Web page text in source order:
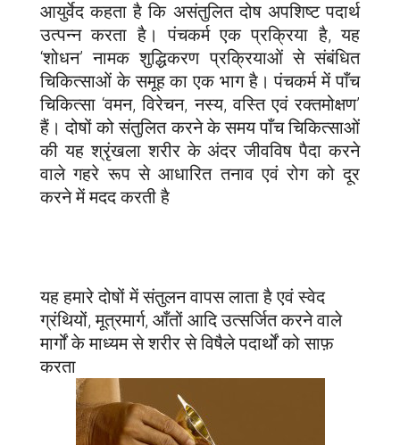
आयुर्वेद कहता है कि असंतुलित दोष अपशिष्ट पदार्थ
उत्पन्न करता है। पंचकर्म एक प्रक्रिया है, यह
‘शोधन’ नामक शुद्धिकरण प्रक्रियाओं से संबंधित
चिकित्साओं के समूह का एक भाग है। पंचकर्म में पाँच
चिकित्सा ‘वमन, विरेचन, नस्य, वस्ति एवं रक्तमोक्षण’
हैं। दोषों को संतुलित करने के समय पाँच चिकित्साओं
की यह श्रृंखला शरीर के अंदर जीवविष पैदा करने
वाले गहरे रूप से आधारित तनाव एवं रोग को दूर
करने में मदद करती है
यह हमारे दोषों में संतुलन वापस लाता है एवं स्वेद
ग्रंथियों, मूत्रमार्ग, आँतों आदि उत्सर्जित करने वाले
मार्गों के माध्यम से शरीर से विषैले पदार्थों को साफ़
करता